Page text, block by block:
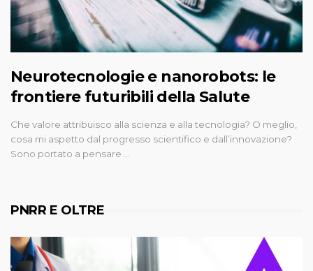
Neurotecnologie e nanorobots: le
frontiere futuribili della Salute
Che valore attribuisco alla scienza e alla tecnologia? O meglio,
cosa mi aspetto dal progresso scientifico e dall’innovazione?
Sono portato a pensare …
PNRR E OLTRE